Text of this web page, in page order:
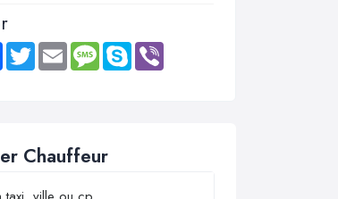
FacebookTwitter Email MessageSkype
Chauffeur